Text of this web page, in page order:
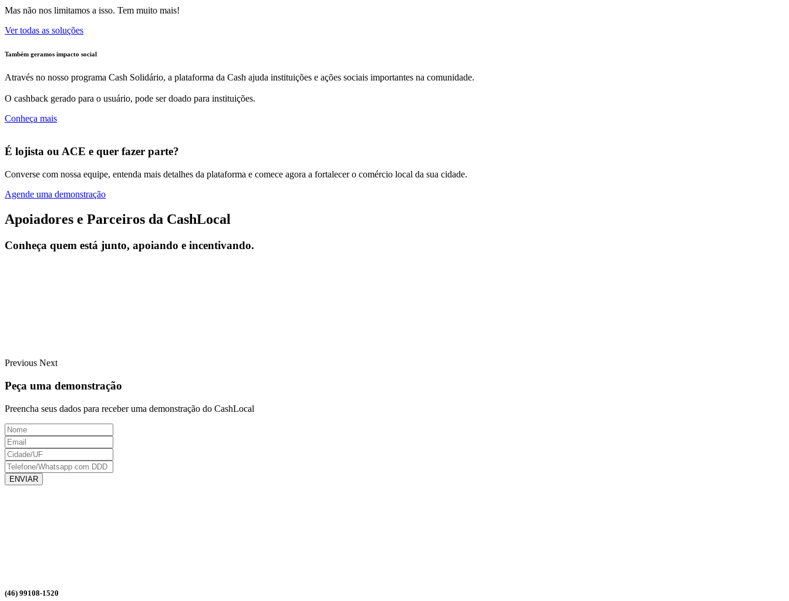
Mas não nos limitamos a isso. Tem muito mais!
Ver todas as soluções
Também geramos impacto social
Através no nosso programa Cash Solidário, a plataforma da Cash ajuda instituições e ações sociais importantes na comunidade.
O cashback gerado para o usuário, pode ser doado para instituições.
Conheça mais
É lojista ou ACE e quer fazer parte?
Converse com nossa equipe, entenda mais detalhes da plataforma e comece agora a fortalecer o comércio local da sua cidade.
Agende uma demonstração
Apoiadores e Parceiros da CashLocal
Conheça quem está junto, apoiando e incentivando.
Previous Next
Peça uma demonstração
Preencha seus dados para receber uma demonstração do CashLocal
ENVIAR
(46) 99108-1520